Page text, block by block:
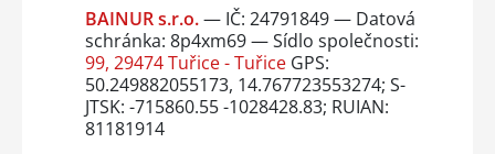
BAINUR s.r.o.— IČ: 24791849 — Datová
schránka: 8p4xm69 — Sídlo společnosti:
99, 29474 Tuřice - TuřiceGPS:
50.249882055173, 14.767723553274; S-
JTSK: -715860.55 -1028428.83; RUIAN:
81181914